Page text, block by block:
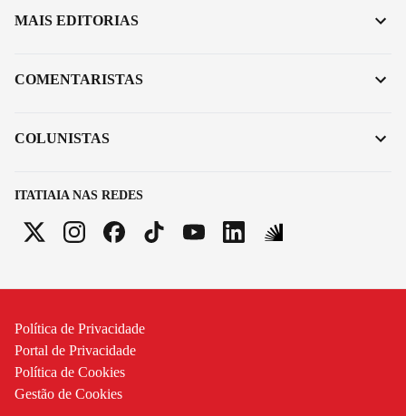
ITATIAIA NAS REDES
MAIS EDITORIAS
COMENTARISTAS
COLUNISTAS
Política de Privacidade
Portal de Privacidade
Política de Cookies
Gestão de Cookies